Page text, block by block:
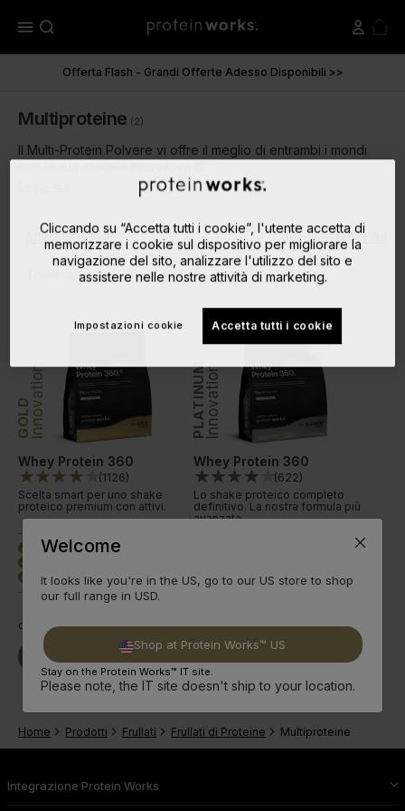
menu
Offerta Flash - Grandi Offerte Adesso Disponibili >>
Multiproteine (2)
Il Multi-Protein Polvere vi offre il meglio di entrambi i mondi
Affina i Risultati Cancella Tutti i Filtri
Frullati di Proteineclose Multiproteineclose
GOLDInnovation
Whey Protein 360
(1126)
Scelta smart per uno shake
proteico premium con attivi.
done 20 g di proteine
done
done 8 gusti +Premium
da 19,49€
Compra Ora Leggi qui
PLATINUMInnovation
Whey Protein 360
(622)
Lo shake proteico completo
definitivo. La nostra formula più
avanzata.
done 12 gusti +Premium
da21,99€
Home Prodotti Frullati Frullati di Proteine Multiproteine
Integrazione Protein Works
Cliccando su “Accetta tutti i cookie”, l'utente accetta di
memorizzare i cookie sul dispositivo per migliorare la
navigazione del sito, analizzare l'utilizzo del sito e
assistere nelle nostre attività di marketing.
Accetta tutti i cookie
Impostazioni cookie
Welcome
It looks like you're in the US, go to our US store to shop
our full range in USD.
Shop at Protein Works™ US
Stay on the Protein Works™ IT site.
Please note, the IT site doesn't ship to your location.